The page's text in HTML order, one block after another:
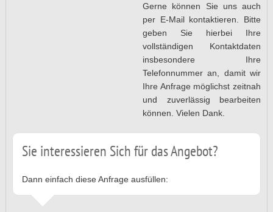
Gerne können Sie uns auch
per E-Mail kontaktieren. Bitte
geben Sie hierbei Ihre
vollständigen Kontaktdaten
insbesondere Ihre
Telefonnummer an, damit wir
Ihre Anfrage möglichst zeitnah
und zuverlässig bearbeiten
können. Vielen Dank.
Sie interessieren Sich für das Angebot?
Dann einfach diese Anfrage ausfüllen: